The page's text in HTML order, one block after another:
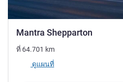
Mantra Shepparton
ที่ 64.701 km
ดูแผนที่